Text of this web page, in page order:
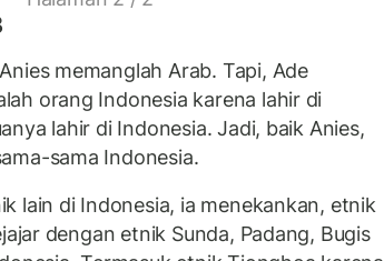
memanglah Arab. Tapi, Ade
orang Indonesia karena lahir di
lahir di Indonesia. Jadi, baik Anies,
sama Indonesia.
lain di Indonesia, ia menekankan, etnik
dengan etnik Sunda, Padang, Bugis